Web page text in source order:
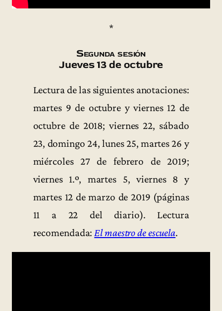
*
Segunda sesión
Jueves 13 de octubre
Lectura de las siguientes anotaciones:
martes 9 de octubre y viernes 12 de
octubre de 2018; viernes 22, sábado
23, domingo 24, lunes 25, martes 26 y
miércoles 27 de febrero de 2019;
viernes 1.º, martes 5, viernes 8 y
martes 12 de marzo de 2019 (páginas
11 a 22 del diario). Lectura
recomendada:El maestro de escuela.